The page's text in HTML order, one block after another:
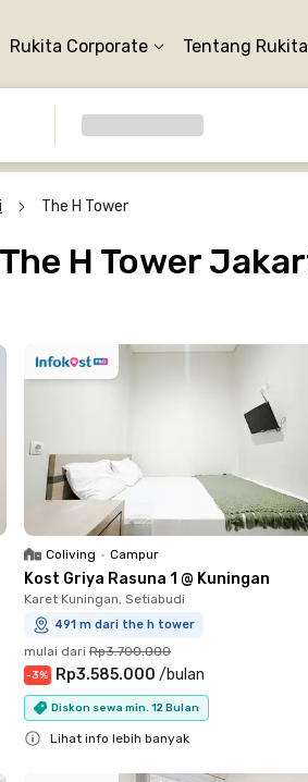
Rukita Corporate Tentang Rukita
The H Tower
H Tower
Coliving • Campur
Kost Griya Rasuna 1 @ Kuningan
Karet Kuningan, Setiabudi
491 m dari the h tower
mulai dari Rp3.700.000
-3% Rp3.585.000 /bulan
Diskon sewa min. 12 Bulan
Lihat info lebih banyak